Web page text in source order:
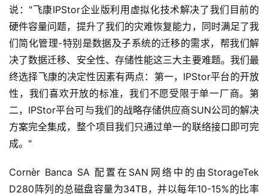
说："飞康IPStor企业版利用虚拟化技术解决了我们目前的
硬件容量问题，提升了我们的灾难恢复能力，同时满足了我
们简化管理-特别是数据及子系统的迁移的需求，帮我们解
决了数据迁移、安全性、存储性能这三大主要难题。我们最
终选择飞康的决定性因素有两点：第一，IPStor平台的开放
性，我们喜欢开放的标准，我们不愿受限于单一厂商。第
二，IPStor平台可与我们的战略存储供应商SUN公司的解决
方案完全集成，整个项目我们只通过单一的联络接口即可完
成。"
Cornèr Banca SA 配置在SAN网络中的由StorageTek
D280阵列的总磁盘容量为34TB，并以每年10-15%的比率